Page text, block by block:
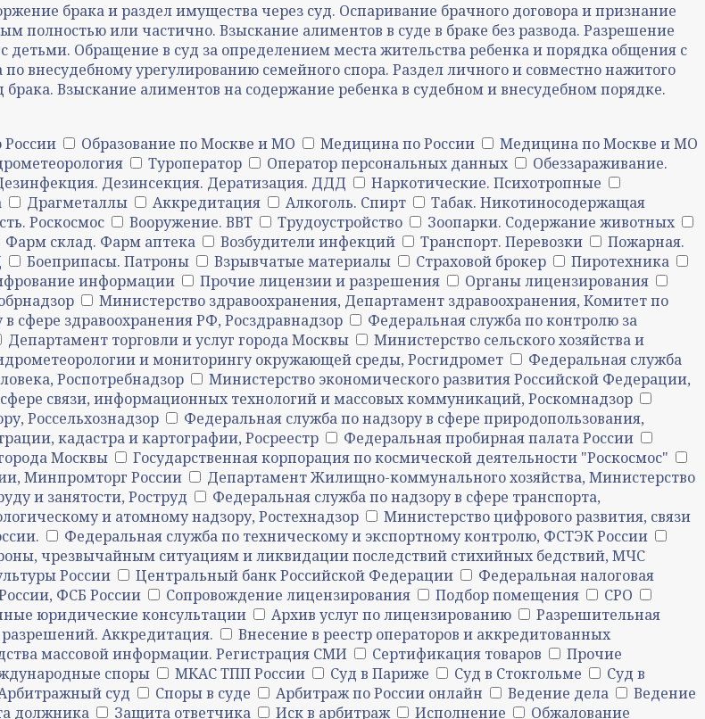
брака и раздел имущества через суд. Оспаривание брачного договора и признание
полностью или частично. Взыскание алиментов в суде в браке без развода. Разрешение
детьми. Обращение в суд за определением места жительства ребенка и порядка общения с
внесудебному урегулированию семейного спора. Раздел личного и совместно нажитого
Взыскание алиментов на содержание ребенка в судебном и внесудебном порядке.
России Образование по Москве и МО Медицина по России
Медицина по Москве и МО
Туроператор Оператор персональных данных
Обеззараживание.
Дезинсекция. Дератизация. ДДД
Наркотические. Психотропные
Драгметаллы Аккредитация Алкоголь. Спирт
Табак. Никотиносодержащая
Роскосмос Вооружение. ВВТ Трудоустройство
Зоопарки. Содержание животных
Фарм склад. Фарм аптека Возбудители инфекций Транспорт. Перевозки
Пожарная.
Боеприпасы. Патроны Взрывчатые материалы Страховой брокер
Пиротехника
информации Прочие лицензии и разрешения
Органы лицензирования
Министерство здравоохранения, Департамент здравоохранения, Комитет по
сфере здравоохранения РФ, Росздравнадзор
Федеральная служба по контролю за
Департамент торговли и услуг города Москвы
Министерство сельского хозяйства и
и мониторингу окружающей среды, Росгидромет
Федеральная служба
Роспотребнадзор
Министерство экономического развития Российской Федерации,
связи, информационных технологий и массовых коммуникаций, Роскомнадзор
Россельхознадзор
Федеральная служба по надзору в сфере природопользования,
кадастра и картографии, Росреестр
Федеральная пробирная палата России
Москвы
Государственная корпорация по космической деятельности "Роскосмос"
Минпромторг России
Департамент Жилищно-коммунального хозяйства, Министерство
и занятости, Роструд
Федеральная служба по надзору в сфере транспорта,
и атомному надзору, Ростехнадзор
Министерство цифрового развития, связи
Федеральная служба по техническому и экспортному контролю, ФСТЭК России
чрезвычайным ситуациям и ликвидации последствий стихийных бедствий, МЧС
России Центральный банк Российской Федерации
Федеральная налоговая
ФСБ России Сопровождение лицензирования Подбор помещения
СРО
юридические консультации Архив услуг по лицензированию
Разрешительная
Аккредитация.
Внесение в реестр операторов и аккредитованных
массовой информации. Регистрация СМИ Сертификация товаров
Прочие
споры МКАС ТПП России Суд в Париже Суд в Стокгольме
Суд в
суд Споры в суде Арбитраж по России онлайн Ведение дела
Ведение
должника Защита ответчика Иск в арбитраж Исполнение Обжалование